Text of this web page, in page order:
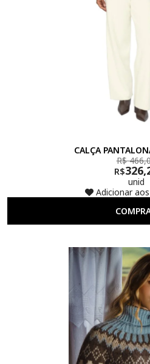
CALÇA
R$
R$
unid
Adicionar